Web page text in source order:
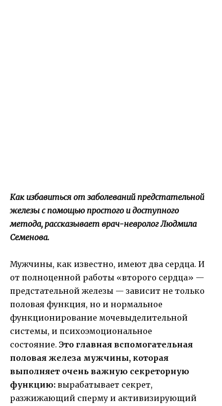
Как избавиться от заболеваний предстательной
железы с помощью простого и доступного
метода, рассказывает врач-невролог Людмила
Семенова.
Мужчины, как известно, имеют два сердца. И
от полноценной работы «второго сердца» —
предстательной железы — зависит не только
половая функция, но и нормальное
функционирование мочевыделительной
системы, и психоэмоциональное
состояние. Это главная вспомогательная
половая железа мужчины, которая
выполняет очень важную секреторную
функцию: вырабатывает секрет,
разжижающий сперму и активизирующий